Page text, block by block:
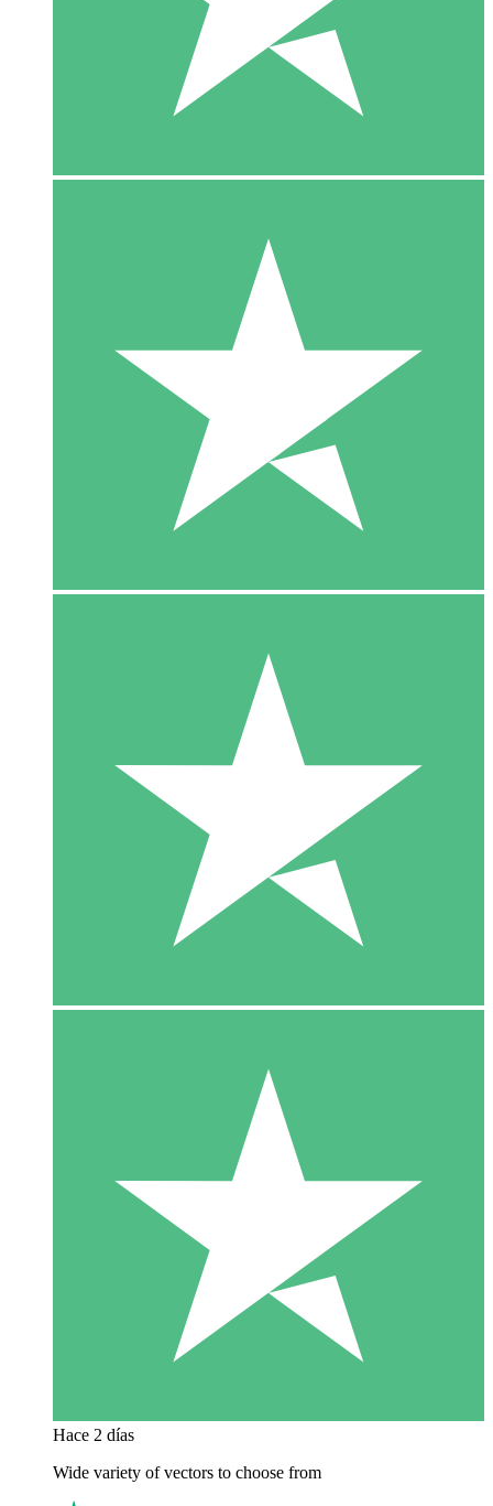
Hace 2 días
Wide variety of vectors to choose from